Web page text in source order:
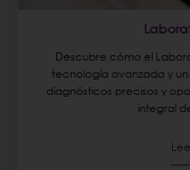
Descubre cómo el
tecnología avanzada y
diagnósticos precisos y
integral